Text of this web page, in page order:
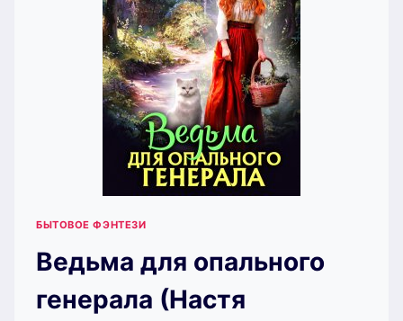
БЫТОВОЕ ФЭНТЕЗИ
Ведьма для опального
генерала (Настя